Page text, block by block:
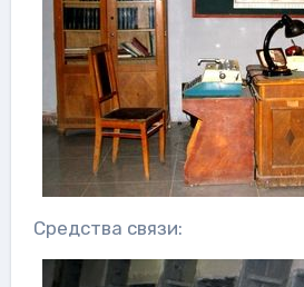
Средства связи: